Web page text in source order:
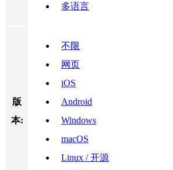
多语言
版
本:
不限
网页
iOS
Android
Windows
macOS
Linux / 开源